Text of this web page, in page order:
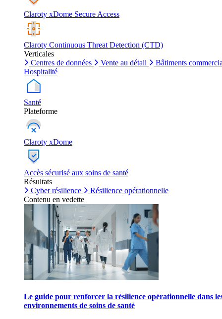
Claroty xDome Secure Access
Claroty Continuous Threat Detection (CTD)
Verticales
Centres de données
Vente au détail
Bâtiments
Hospitalité
Santé
Plateforme
Claroty xDome
Accès sécurisé aux soins de santé
Résultats
Cyber résilience
Résilience opérationnelle
Contenu en vedette
Le guide pour renforcer la résilience opérationnelle dans
environnements de soins de santé